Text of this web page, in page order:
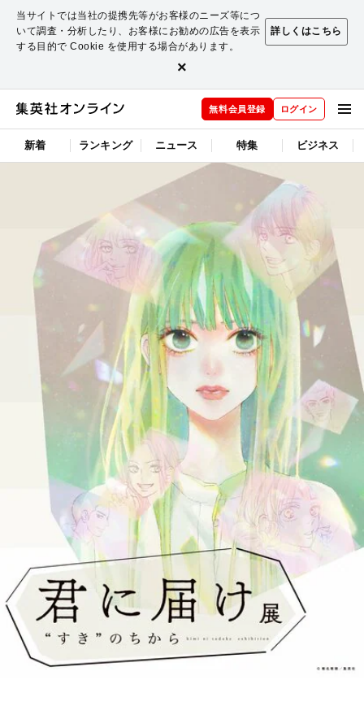
当サイトでは当社の提携先等がお客様のニーズ等につ
いて調査・分析したり、お客様にお勧めの広告を表示
する目的で Cookie を使用する場合があります。
詳しくはこちら
×
無料会員登録 ログイン
新着 ランキング ニュース 特集 ビジネス